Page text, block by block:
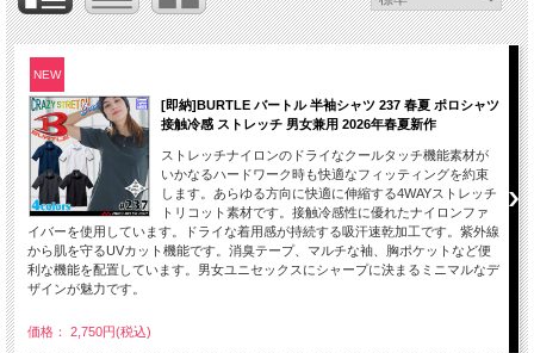
NEW
[即納]BURTLE バートル 半袖シャツ 237 春夏 ポロシャツ
接触冷感 ストレッチ 男女兼用 2026年春夏新作
ストレッチナイロンのドライなクールタッチ機能素材が
いかなるハードワーク時も快適なフィッティングを約束
します。あらゆる方向に快適に伸縮する4WAYストレッチ
トリコット素材です。接触冷感性に優れたナイロンファ
イバーを使用しています。ドライな着用感が持続する吸汗速乾加工です。紫外線
から肌を守るUVカット機能です。消臭テープ、マルチな袖、胸ポケットなど便
利な機能を配置しています。男女ユニセックスにシャープに決まるミニマルなデ
ザインが魅力です。
価格： 2,750円(税込)